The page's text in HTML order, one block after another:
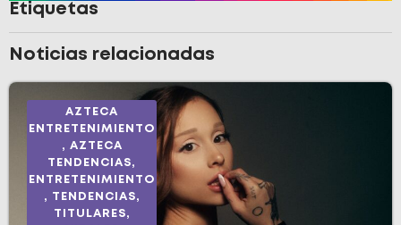
Etiquetas
Noticias relacionadas
AZTECA
ENTRETENIMIENTO
, AZTECA
TENDENCIAS,
ENTRETENIMIENTO
,
TENDENCIAS,
TITULARES,